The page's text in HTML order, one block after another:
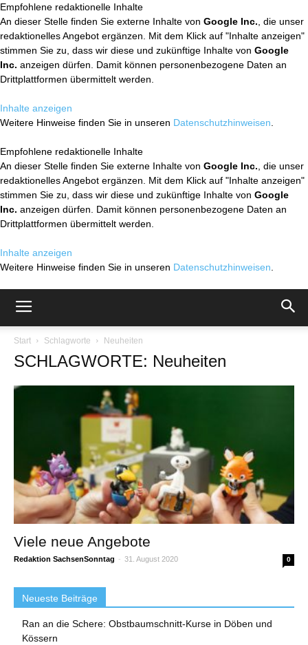
Empfohlene redaktionelle Inhalte
An dieser Stelle finden Sie externe Inhalte von Google Inc. , die unser
redaktionelles Angebot ergänzen. Mit dem Klick auf "Inhalte anzeigen"
stimmen Sie zu, dass wir diese und zukünftige Inhalte von Google
Inc. anzeigen dürfen. Damit können personenbezogene Daten an
Drittplattformen übermittelt werden.
Inhalte anzeigen
Weitere Hinweise finden Sie in unseren Datenschutzhinweisen
Empfohlene redaktionelle Inhalte
An dieser Stelle finden Sie externe Inhalte von Google Inc. , die unser
redaktionelles Angebot ergänzen. Mit dem Klick auf "Inhalte anzeigen"
stimmen Sie zu, dass wir diese und zukünftige Inhalte von Google
Inc. anzeigen dürfen. Damit können personenbezogene Daten an
Drittplattformen übermittelt werden.
Inhalte anzeigen
Weitere Hinweise finden Sie in unseren Datenschutzhinweisen
Start Schlagworte Neuheiten
SCHLAGWORTE: Neuheiten
Viele neue Angebote
Redaktion SachsenSonntag - 31. August 2020 0
Neueste Beiträge
Ran an die Schere: Obstbaumschnitt-Kurse in Döben und
Kössern